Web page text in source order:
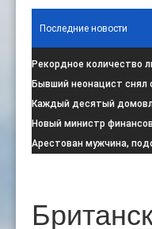
Последние новости
Рекордное количество
программу по борьбе с
Бывший неонацист снял
негативной реакции
Каждый десятый
намерен соблюдать
Новый министр
свой первый бюджет 28
Арестован мужчина,